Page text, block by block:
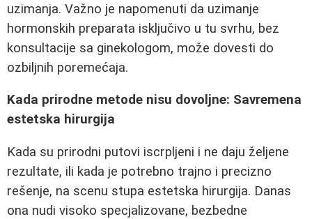
uzimanja. Važno je napomenuti da uzimanje
hormonskih preparata isključivo u tu svrhu, bez
konsultacije sa ginekologom, može dovesti do
ozbiljnih poremećaja.
Kada prirodne metode nisu dovoljne: Savremena
estetska hirurgija
Kada su prirodni putovi iscrpljeni i ne daju željene
rezultate, ili kada je potrebno trajno i precizno
rešenje, na scenu stupa estetska hirurgija. Danas
ona nudi visoko specjalizovane, bezbedne